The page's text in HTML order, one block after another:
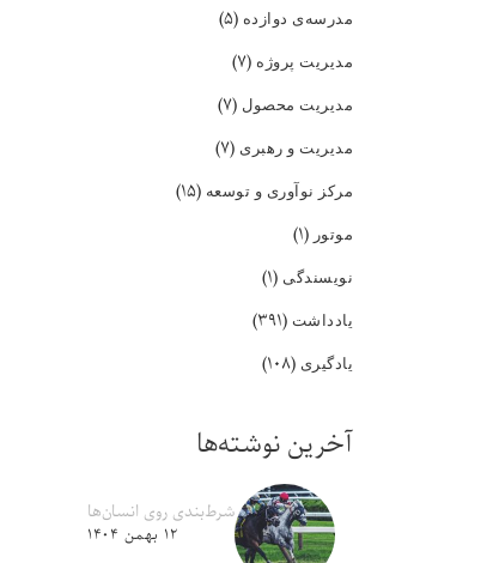
مدرسه‌ی دوازده (۵)
مدیریت پروژه (۷)
مدیریت محصول (۷)
مدیریت و رهبری (۷)
مرکز نوآوری و توسعه (۱۵)
موتور(۱)
نویسندگی (۱)
یادداشت (۳۹۱)
یادگیری (۱۰۸)
آخرین نوشته‌ها
شرط‌بندی روی انسان‌ها
۱۲ بهمن ۱۴۰۴